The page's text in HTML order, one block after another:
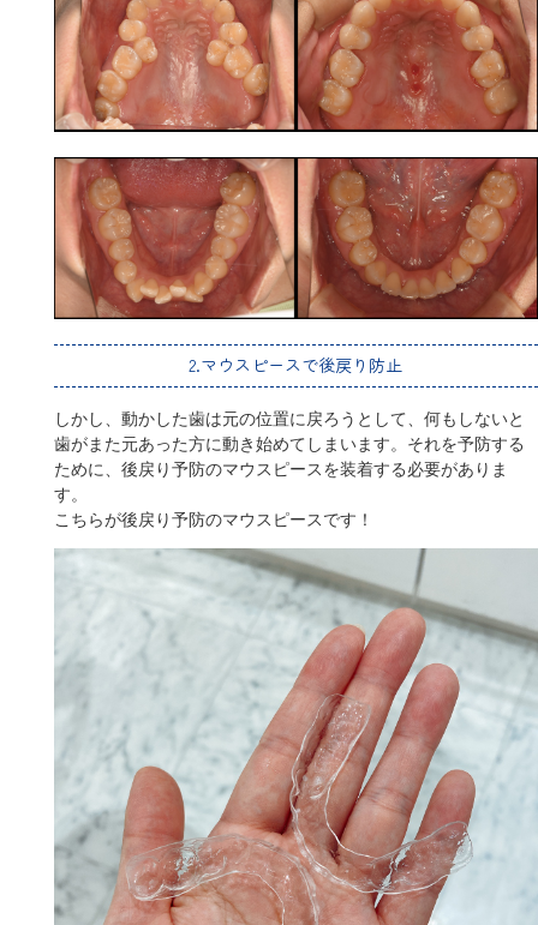
2.マウスピースで後戻り防止
しかし、動かした歯は元の位置に戻ろうとして、何もしないと
歯がまた元あった方に動き始めてしまいます。それを予防する
ために、後戻り予防のマウスピースを装着する必要がありま
す。
こちらが後戻り予防のマウスピースです！